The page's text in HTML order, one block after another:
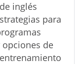
inglés
para
de